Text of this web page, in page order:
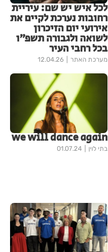
לכל איש יש שם: עיריית
רחובות נערכת לקיים את
אירועי יום הזיכרון
לשואה ולגבורה תשפ״ו
בכל רחבי העיר
מערכת האתר 12.04.26
we will dance again
בתי לוין 01.07.24